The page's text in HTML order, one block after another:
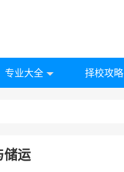
专业大全 择校攻略
储运